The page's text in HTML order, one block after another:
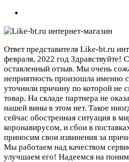
Ответ представителя Like-bt.ru
февраля, 2022 год Здравствуйте!
оставленный отзыв. Мы очень
неприятность произошла
уточнили причину по которой не
товар. На складе партнера не
нашей вины в этом нет. Такое
сейчас обостренная ситуация в
коронавирусом, и сбои в
приносим свои извинения за
Мы работаем над качеством
улучшаем его! Надеемся на